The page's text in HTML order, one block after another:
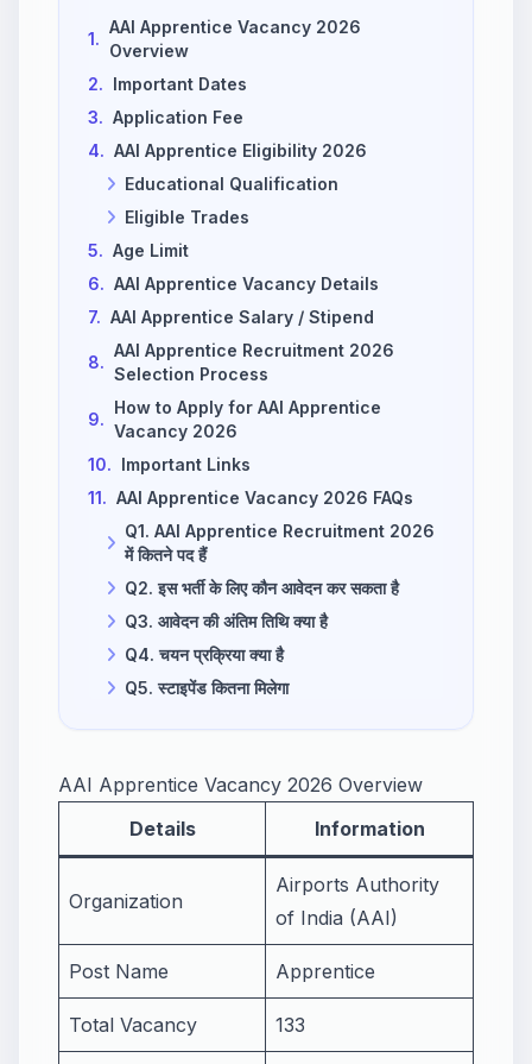
1.
AAI Apprentice Vacancy 2026
Overview
2. Important Dates
3. Application Fee
4. AAI Apprentice Eligibility 2026
Educational Qualification
Eligible Trades
5. Age Limit
6. AAI Apprentice Vacancy Details
7. AAI Apprentice Salary / Stipend
8.
AAI Apprentice Recruitment 2026
Selection Process
9.
How to Apply for AAI Apprentice
Vacancy 2026
10. Important Links
11. AAI Apprentice Vacancy 2026 FAQs
Q1. AAI Apprentice Recruitment 2026
में कितने पद हैं
Q2. इस भर्ती के लिए कौन आवेदन कर सकता है
Q3. आवेदन की अंतिम तिथि क्या है
Q4. चयन प्रक्रिया क्या है
Q5. स्टाइपेंड कितना मिलेगा
AAI Apprentice Vacancy 2026 Overview
Details
Information
Organization
Airports Authority
of India (AAI)
Post Name Apprentice
Total Vacancy 133